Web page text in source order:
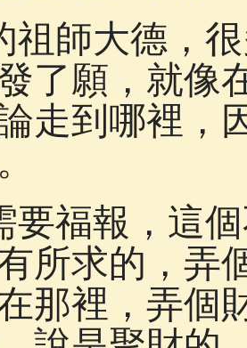
祖師大德，
了願，就像
走到哪裡，
要福報，這
所求的，弄
那裡，弄個